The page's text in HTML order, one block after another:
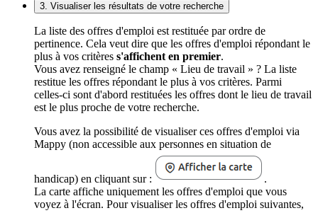
3. Visualiser les résultats de votre recherche
La liste des offres d'emploi est restituée par ordre de
pertinence. Cela veut dire que les offres d'emploi répondant le
plus à vos critères s'affichent en premier.
Vous avez renseigné le champ « Lieu de travail » ? La liste
restitue les offres répondant le plus à vos critères. Parmi
celles-ci sont d'abord restituées les offres dont le lieu de travail
est le plus proche de votre recherche.
Vous avez la possibilité de visualiser ces offres d'emploi via
Mappy (non accessible aux personnes en situation de
handicap) en cliquant sur :
.
La carte affiche uniquement les offres d'emploi que vous
voyez à l'écran. Pour visualiser les offres d'emploi suivantes,